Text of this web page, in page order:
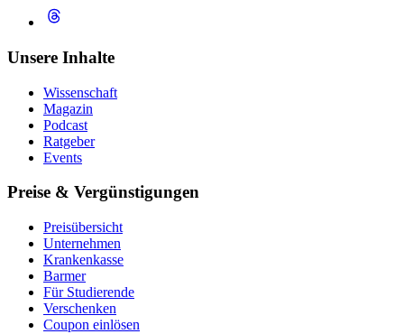
Unsere Inhalte
Wissenschaft
Magazin
Podcast
Ratgeber
Events
Preise & Vergünstigungen
Preisübersicht
Unternehmen
Krankenkasse
Barmer
Für Studierende
Ver­schen­ken
Coupon einlösen